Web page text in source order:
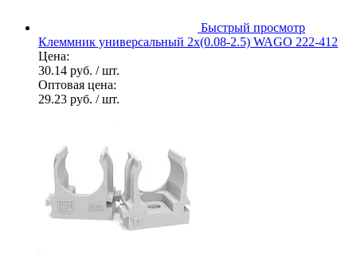
Быстрый просмотр
Клеммник универсальный 2х(0.08-2.5) WAGO 222-412
Цена:
30.14 руб. / шт.
Оптовая цена:
29.23 руб. / шт.